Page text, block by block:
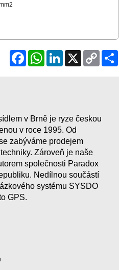
FacebookWhatsAppLinkedInX
Copy
Link
v Brně je ryze českou
v roce 1995. Od
zabýváme prodejem
Zároveň je naše
společnosti Paradox
Nedílnou součástí
systému SYSDO
GPS.